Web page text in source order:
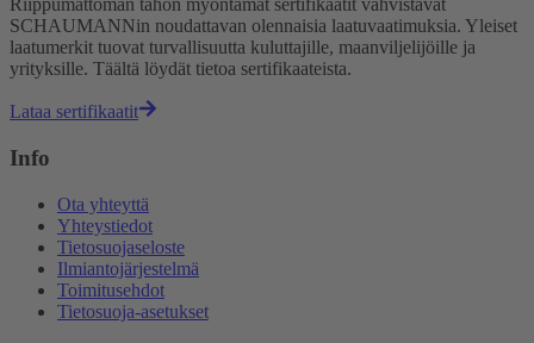
Riippumattoman tahon myöntämät sertifikaatit vahvistavat
SCHAUMANNin noudattavan olennaisia laatuvaatimuksia. Yleiset
laatumerkit tuovat turvallisuutta kuluttajille, maanviljelijöille ja
yrityksille. Täältä löydät tietoa sertifikaateista.
Lataa sertifikaatit
Info
Ota yhteyttä
Yhteystiedot
Tietosuojaseloste
Ilmiantojärjestelmä
Toimitusehdot
Tietosuoja-asetukset